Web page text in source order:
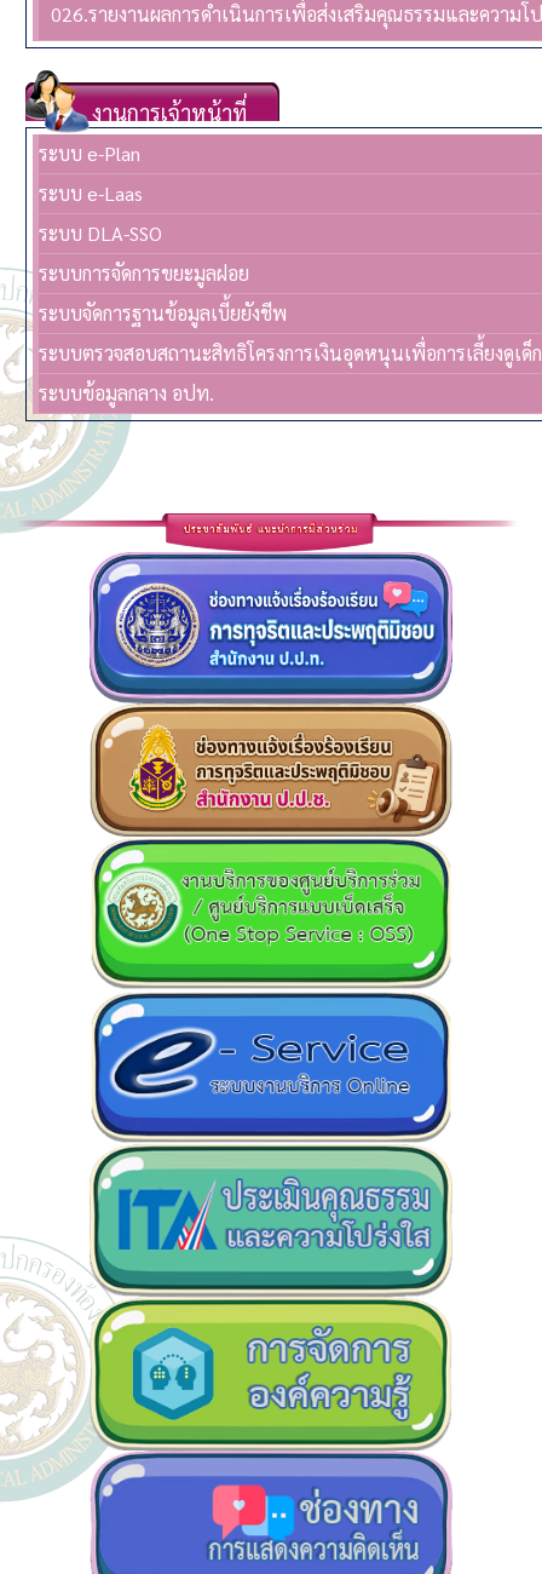
026.รายงานผลการดำเนินการเพื่อส่งเสริมคุณธรรมและความ
งานการเจ้าหน้าที่
ระบบ e-Plan
ระบบ e-Laas
ระบบ DLA-SSO
ระบบการจัดการขยะมูลฝอย
ระบบจัดการฐานข้อมูลเบี้ยยังชีพ
ระบบตรวจสอบสถานะสิทธิโครงการเงินอุดหนุนเพื่อการเลี้ยงดูเด็
ระบบข้อมูลกลาง อปท.